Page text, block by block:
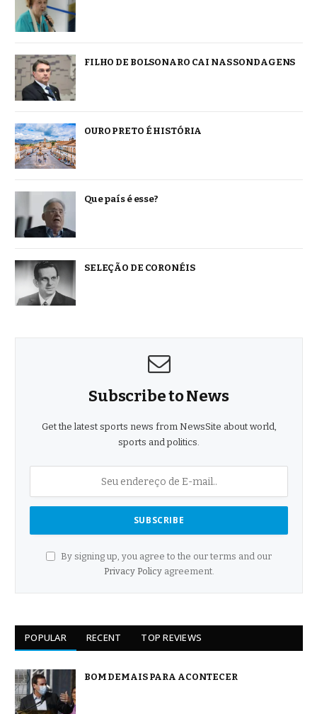
FILHO DE BOLSONARO CAI NAS SONDAGENS
OURO PRETO É HISTÓRIA
Que país é esse?
SELEÇÃO DE CORONÉIS
Subscribe to News
Get the latest sports news from NewsSite about world,
sports and politics.
By signing up, you agree to the our terms and our
Privacy Policyagreement.
POPULAR RECENT TOP REVIEWS
BOM DEMAIS PARA ACONTECER